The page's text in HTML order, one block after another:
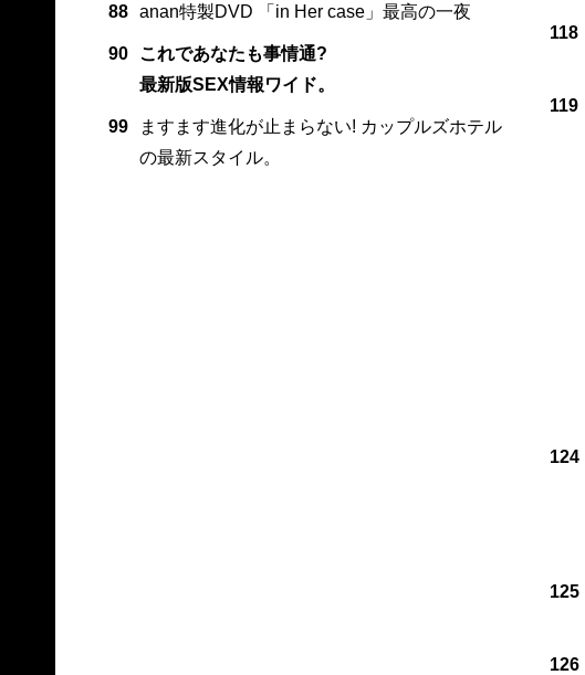
88 anan特製DVD 「in Her case」最高の一夜
90
これであなたも事情通?
最新版SEX情報ワイド。
99
ますます進化が止まらない! カップルズホテル
の最新スタイル。
118
119
124
125
126